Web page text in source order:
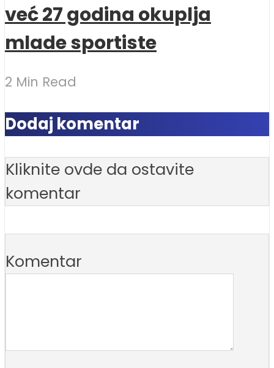
već 27 godina okuplja
mlade sportiste
2 Min Read
Dodaj komentar
Kliknite ovde da ostavite
komentar
Komentar